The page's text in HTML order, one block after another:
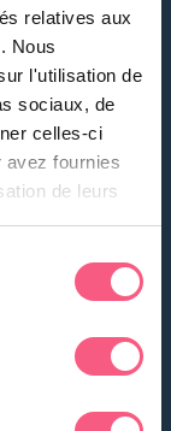
relatives aux
Nous
l'utilisation de
sociaux, de
celles-ci
avez fournies
de leurs